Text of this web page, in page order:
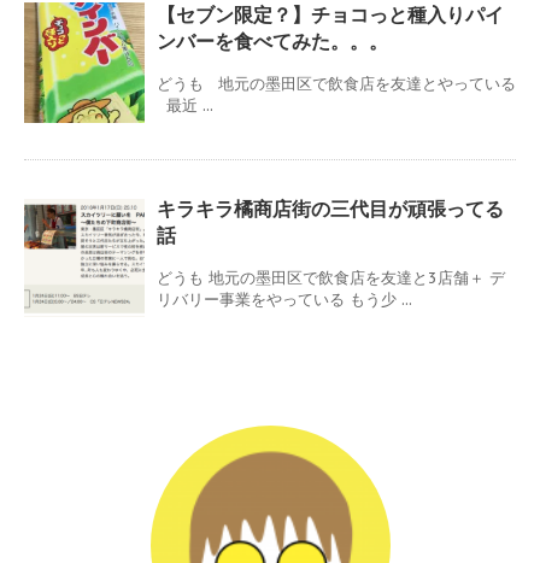
【セブン限定？】チョコっと種入りパイ
ンバーを食べてみた。。。
どうも 地元の墨田区で飲食店を友達とやっている
最近 ...
キラキラ橘商店街の三代目が頑張ってる
話
どうも 地元の墨田区で飲食店を友達と3店舗＋ デ
リバリー事業をやっている もう少 ...